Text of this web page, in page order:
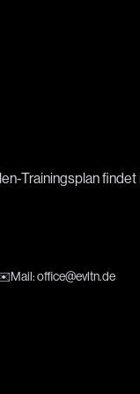
Trainingsplan
Mail:office@evltn.de